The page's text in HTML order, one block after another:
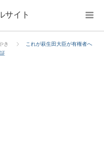
サイト
き
これが萩生田大臣が有権者へ